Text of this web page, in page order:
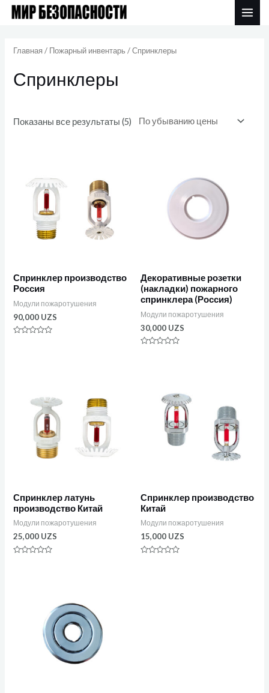
Перейти
Главная / Пожарный инвентарь / Спринклеры
Спринклеры
Показаны все результаты (5)
убыванию
Спринклер производство
Россия
Модули пожаротушения
90,000 UZS
Декоративные розетки
(накладки) пожарного
спринклера (Россия)
Модули пожаротушения
30,000 UZS
Спринклер латунь
производство Китай
Модули пожаротушения
25,000 UZS
Спринклер производство
Китай
Модули пожаротушения
15,000 UZS